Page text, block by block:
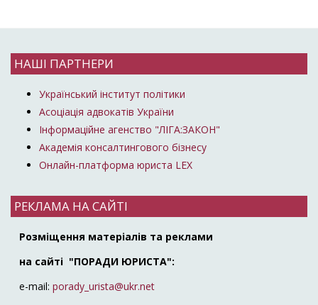
НАШІ ПАРТНЕРИ
Український інститут політики
Асоціація адвокатів України
Інформаційне агенство "ЛІГА:ЗАКОН"
Академія консалтингового бізнесу
Онлайн-платформа юриста LEX
РЕКЛАМА НА САЙТІ
Розміщення матеріалів та реклами
на сайті "ПОРАДИ ЮРИСТА":
e-mail: porady_urista@ukr.net